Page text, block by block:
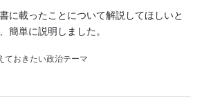
に載ったことについて解説してほしいと
簡単に説明しました。
ておきたい政治テーマ